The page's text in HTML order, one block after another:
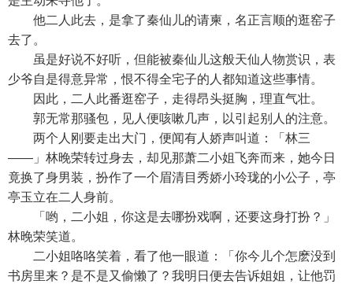
他二人此去，是拿了秦仙儿的请柬，名正言顺的逛窑子
去了。
虽是好说不好听，但能被秦仙儿这般天仙人物赏识，表
少爷自是得意异常，恨不得全宅子的人都知道这些事情。
因此，二人此番逛窑子，走得昂头挺胸，理直气壮。
郭无常那骚包，见人便咳嗽几声，以引起别人的注意。
两个人刚要走出大门，便闻有人娇声叫道：「林三
——」林晚荣转过身去，却见那萧二小姐飞奔而来，她今日
竟换了身男装，扮作了一个眉清目秀娇小玲珑的小公子，亭
亭玉立在二人身前。
「哟，二小姐，你这是去哪扮戏啊，还要这身打扮？」
林晚荣笑道。
二小姐咯咯笑着，看了他一眼道：「你今儿个怎麽没到
书房里来？是不是又偷懒了？我明日便去告诉姐姐，让他罚